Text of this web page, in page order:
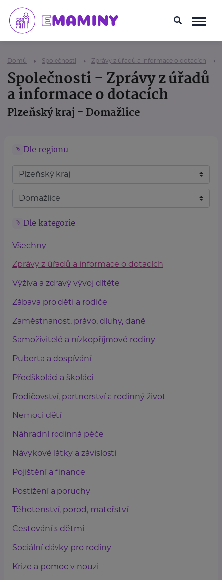
Domů Společnosti Zprávy z úřadů a informace o dotacích
Společnosti - Zprávy z úřadů
a informace o dotacích
Plzeňský kraj - Domažlice
Dle regionu
Dle kategorie
Všechny
Zprávy z úřadů a informace o dotacích
Výživa a zdravý vývoj dítěte
Zábava pro děti a rodiče
Zaměstnanost, právo, dluhy, daně
Samoživitelé a nízkopříjmové rodiny
Puberta a dospívání
Předškoláci a školáci
Rodičovství, partnerství a rodinný život
Nemoci dětí
Náhradní rodinná péče
Návykové látky a závislosti
Pojištění a finance
Postižení a poruchy
Těhotenství, porod, mateřství
Cestování s dětmi
Sociální dávky pro rodiny
Krize a pomoc v nouzi